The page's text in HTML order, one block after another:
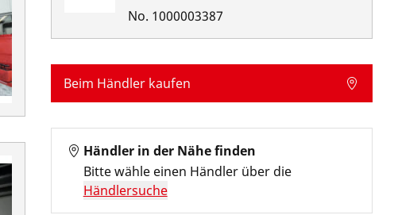
No. 1000003387
Beim Händler kaufen
Händler in der Nähe finden
Bitte wähle einen Händler über die
Händlersuche